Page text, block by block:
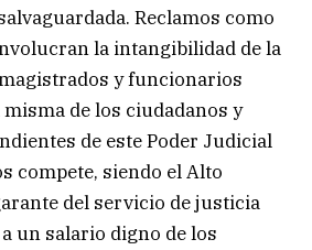
Reclamos como
la intangibilidad de la
y funcionarios
de los ciudadanos y
de este Poder Judicial
compete, siendo el Alto
del servicio de justicia
un salario digno de los